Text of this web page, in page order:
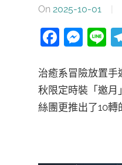
On 2025-10-01
治癒系冒險放置手
秋限定時裝「邀月
絲團更推出了10轉